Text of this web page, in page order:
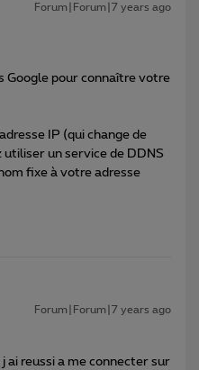
Forum|Forum|7 years ago
Google pour connaître votre
IP (qui change de
un service de DDNS
fixe à votre adresse
Forum|Forum|7 years ago
ai reussi a me connecter sur